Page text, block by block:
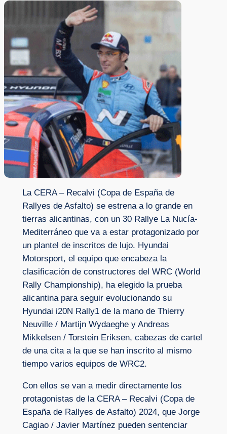
La CERA – Recalvi (Copa de España de
Rallyes de Asfalto) se estrena a lo grande en
tierras alicantinas, con un 30 Rallye La Nucía-
Mediterráneo que va a estar protagonizado por
un plantel de inscritos de lujo. Hyundai
Motorsport, el equipo que encabeza la
clasificación de constructores del WRC (World
Rally Championship), ha elegido la prueba
alicantina para seguir evolucionando su
Hyundai i20N Rally1 de la mano de Thierry
Neuville / Martijn Wydaeghe y Andreas
Mikkelsen / Torstein Eriksen, cabezas de cartel
de una cita a la que se han inscrito al mismo
tiempo varios equipos de WRC2.
Con ellos se van a medir directamente los
protagonistas de la CERA – Recalvi (Copa de
España de Rallyes de Asfalto) 2024, que Jorge
Cagiao / Javier Martínez pueden sentenciar